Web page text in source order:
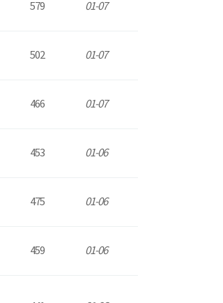
579 01-07
502 01-07
466 01-07
453 01-06
475 01-06
459 01-06